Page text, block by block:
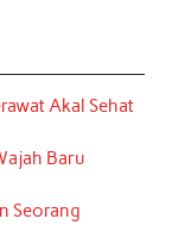
Akal Sehat
Baru
Seorang